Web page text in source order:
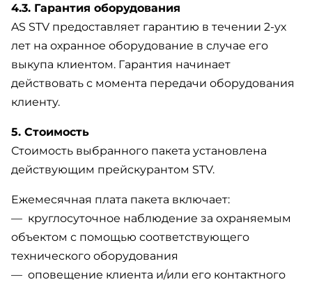
4.3. Гарантия оборудования
AS STV предоставляет гарантию в течении 2-ух
лет на охранное оборудование в случае его
выкупа клиентом. Гарантия начинает
действовать с момента передачи оборудования
клиенту.
5. Стоимость
Стоимость выбранного пакета установлена
действующим прейскурантом STV.
Ежемесячная плата пакета включает:
— круглосуточное наблюдение за охраняемым
объектом с помощью соответствующего
технического оборудования
— оповещение клиента и/или его контактного